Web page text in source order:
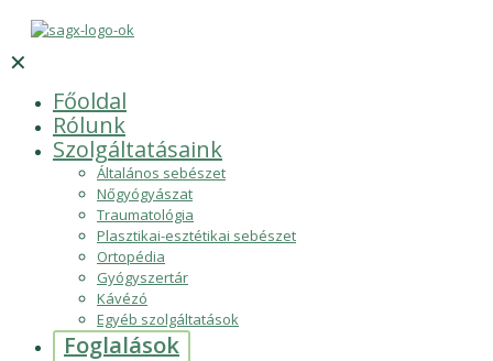
✕
Főoldal
Rólunk
Szolgáltatásaink
Általános sebészet
Nőgyógyászat
Traumatológia
Plasztikai-esztétikai sebészet
Ortopédia
Gyógyszertár
Kávézó
Egyéb szolgáltatások
Foglalások